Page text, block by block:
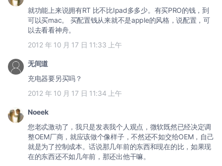
就功能上来说拥有RT 比不比Ipad多多少。有买PRO的钱，到
可以买mac。 买配置钱从来就不是apple的风格，说配置，可
以去看看神舟。
2012 年 10 月 17 日 11:33 上午
无间道
充电器要另买吗？
2012 年 10 月 17 日 11:34 上午
Noeek
您老忒激动了，我只是发表我个人观点，微软既然已经决定调
整OEM厂商，就应该做个像样子，不然还不如交给OEM，自己
就是为了控制成本。话说那几年前的东西和现在的比，如果现
在的东西还不如几年前，那还出他干嘛。